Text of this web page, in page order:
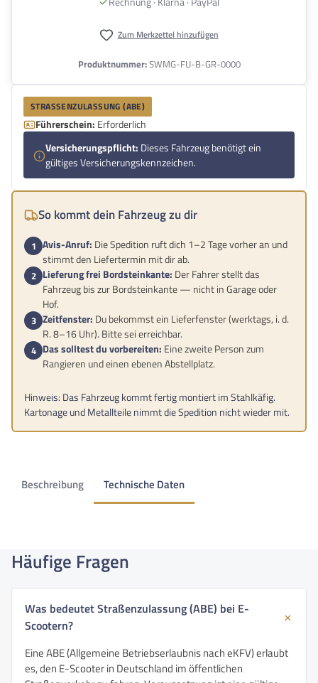
Zum Merkzettel hinzufügen
Produktnummer:SWMG-FU-B-GR-0000
STRASSENZULASSUNG (ABE)
Führerschein: Erforderlich
Versicherungspflicht: Dieses Fahrzeug benötigt ein
gültiges Versicherungskennzeichen.
So kommt dein Fahrzeug zu dir
Avis-Anruf: Die Spedition ruft dich 1–2 Tage vorher an und
stimmt den Liefertermin mit dir ab.
Lieferung frei Bordsteinkante: Der Fahrer stellt das
Fahrzeug bis zur Bordsteinkante — nicht in Garage oder
Hof.
Zeitfenster: Du bekommst ein Lieferfenster (werktags, i. d.
R. 8–16 Uhr). Bitte sei erreichbar.
Das solltest du vorbereiten: Eine zweite Person zum
Rangieren und einen ebenen Abstellplatz.
Hinweis: Das Fahrzeug kommt fertig montiert im Stahlkäfig.
Kartonage und Metallteile nimmt die Spedition nicht wieder mit.
Beschreibung Technische Daten
Häufige Fragen
Was bedeutet Straßenzulassung (ABE) bei E-
Scootern?
Eine ABE (Allgemeine Betriebserlaubnis nach eKFV) erlaubt
es, den E-Scooter in Deutschland im öffentlichen